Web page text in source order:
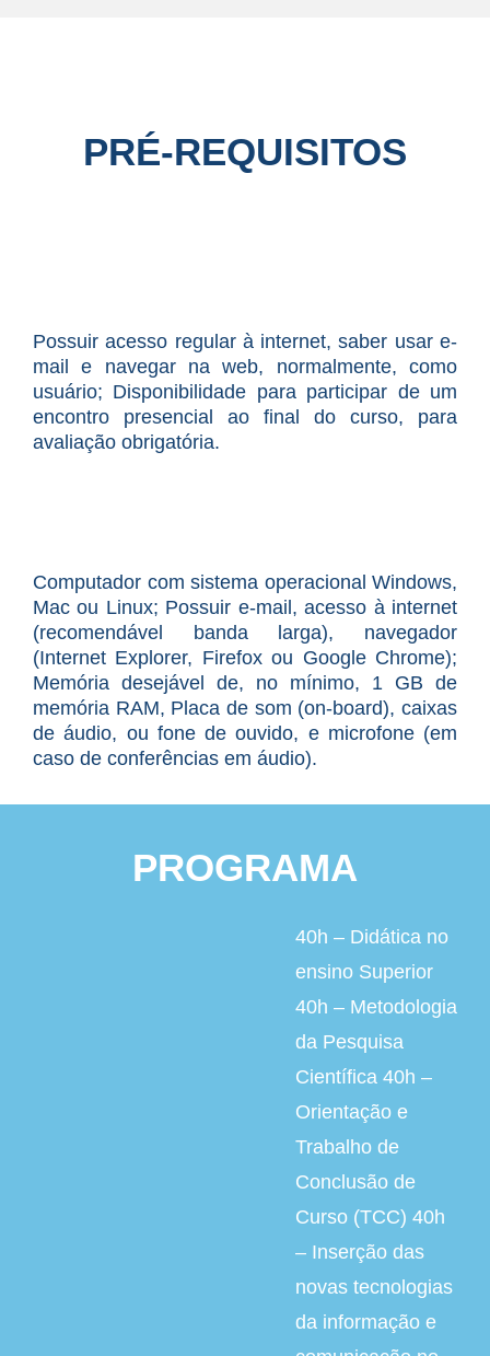
PRÉ-REQUISITOS
Possuir acesso regular à internet, saber usar e-
mail e navegar na web, normalmente, como
usuário; Disponibilidade para participar de um
encontro presencial ao final do curso, para
avaliação obrigatória.
Computador com sistema operacional Windows,
Mac ou Linux; Possuir e-mail, acesso à internet
(recomendável banda larga), navegador
(Internet Explorer, Firefox ou Google Chrome);
Memória desejável de, no mínimo, 1 GB de
memória RAM, Placa de som (on-board), caixas
de áudio, ou fone de ouvido, e microfone (em
caso de conferências em áudio).
PROGRAMA
40h – Didática no
ensino Superior
40h – Metodologia
da Pesquisa
Científica 40h –
Orientação e
Trabalho de
Conclusão de
Curso (TCC) 40h
– Inserção das
novas tecnologias
da informação e